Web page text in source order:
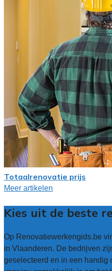
Totaalrenovatie prijs
Meer artikelen
Kies uit de beste
Op Renovatiewerkengids.be
in Vlaanderen. De bedrijven
geselecteerd en in een handig